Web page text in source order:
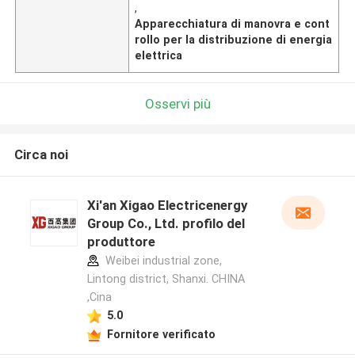
,
Apparecchiatura di manovra e cont
rollo per la distribuzione di energia
elettrica
Osservi più
Circa noi
Xi'an Xigao Electricenergy
Group Co., Ltd. profilo del
produttore
Weibei industrial zone,
Lintong district, Shanxi. CHINA
,Cina
5.0
Fornitore verificato